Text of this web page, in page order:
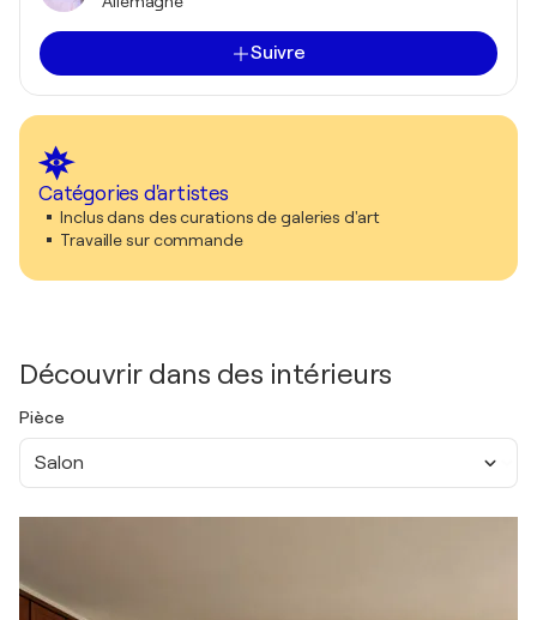
Suivre
Catégories d'artistes
Inclus dans des curations de galeries d'art
Travaille sur commande
Découvrir dans des intérieurs
Pièce
Salon